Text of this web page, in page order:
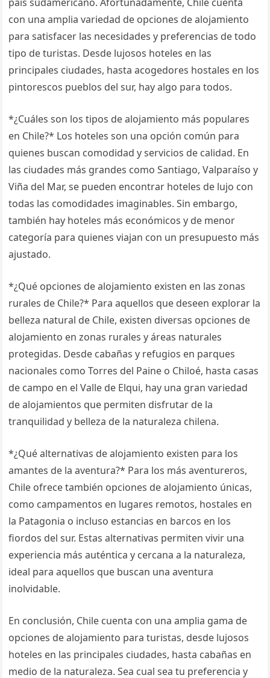
con una amplia variedad de opciones de alojamiento
para satisfacer las necesidades y preferencias de todo
tipo de turistas. Desde lujosos hoteles en las
principales ciudades, hasta acogedores hostales en los
pintorescos pueblos del sur, hay algo para todos.
*¿Cuáles son los tipos de alojamiento más populares
en Chile?* Los hoteles son una opción común para
quienes buscan comodidad y servicios de calidad. En
las ciudades más grandes como Santiago, Valparaíso y
Viña del Mar, se pueden encontrar hoteles de lujo con
todas las comodidades imaginables. Sin embargo,
también hay hoteles más económicos y de menor
categoría para quienes viajan con un presupuesto más
ajustado.
*¿Qué opciones de alojamiento existen en las zonas
rurales de Chile?* Para aquellos que deseen explorar la
belleza natural de Chile, existen diversas opciones de
alojamiento en zonas rurales y áreas naturales
protegidas. Desde cabañas y refugios en parques
nacionales como Torres del Paine o Chiloé, hasta casas
de campo en el Valle de Elqui, hay una gran variedad
de alojamientos que permiten disfrutar de la
tranquilidad y belleza de la naturaleza chilena.
*¿Qué alternativas de alojamiento existen para los
amantes de la aventura?* Para los más aventureros,
Chile ofrece también opciones de alojamiento únicas,
como campamentos en lugares remotos, hostales en
la Patagonia o incluso estancias en barcos en los
fiordos del sur. Estas alternativas permiten vivir una
experiencia más auténtica y cercana a la naturaleza,
ideal para aquellos que buscan una aventura
inolvidable.
En conclusión, Chile cuenta con una amplia gama de
opciones de alojamiento para turistas, desde lujosos
hoteles en las principales ciudades, hasta cabañas en
medio de la naturaleza. Sea cual sea tu preferencia y